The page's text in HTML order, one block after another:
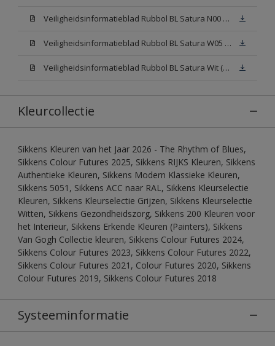
Veiligheidsinformatieblad Rubbol BL Satura N00 (MSDS)
Veiligheidsinformatieblad Rubbol BL Satura W05 (MSDS)
Veiligheidsinformatieblad Rubbol BL Satura Wit (MSDS)
Kleurcollectie
Sikkens Kleuren van het Jaar 2026 - The Rhythm of Blues,
Sikkens Colour Futures 2025, Sikkens RIJKS Kleuren, Sikkens
Authentieke Kleuren, Sikkens Modern Klassieke Kleuren,
Sikkens 5051, Sikkens ACC naar RAL, Sikkens Kleurselectie
Kleuren, Sikkens Kleurselectie Grijzen, Sikkens Kleurselectie
Witten, Sikkens Gezondheidszorg, Sikkens 200 Kleuren voor
het Interieur, Sikkens Erkende Kleuren (Painters), Sikkens
Van Gogh Collectie kleuren, Sikkens Colour Futures 2024,
Sikkens Colour Futures 2023, Sikkens Colour Futures 2022,
Sikkens Colour Futures 2021, Colour Futures 2020, Sikkens
Colour Futures 2019, Sikkens Colour Futures 2018
Systeeminformatie